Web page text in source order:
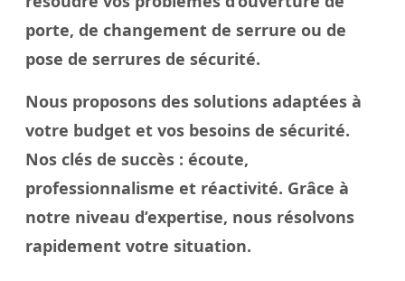
porte, de changement de serrure ou de
pose de serrures de sécurité.
Nous proposons des solutions adaptées à
votre budget et vos besoins de sécurité.
Nos clés de succès : écoute,
professionnalisme et réactivité. Grâce à
notre niveau d’expertise, nous résolvons
rapidement votre situation.